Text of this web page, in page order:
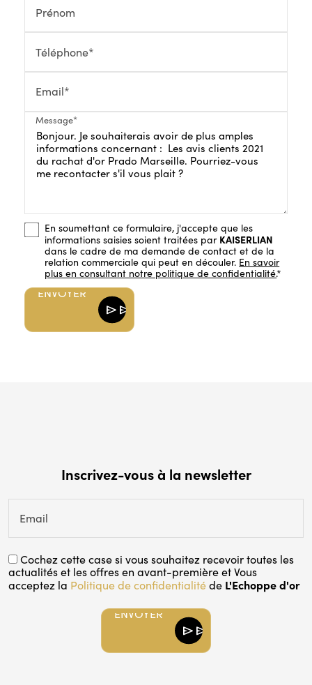
Prénom
Téléphone*
Email*
Message*
En soumettant ce formulaire, j'accepte que les
informations saisies soient traitées par KAISERLIAN
dans le cadre de ma demande de contact et de la
relation commerciale qui peut en découler. En savoir
plus en consultant notre politique de confidentialité.*
ENVOYER
ENVOYER
send send
Inscrivez-vous à la newsletter
Email
Cochez cette case si vous souhaitez recevoir toutes les
actualités et les offres en avant-première et Vous
acceptez la Politique de confidentialitéde L'Echoppe d'or
ENVOYER
ENVOYER
send send